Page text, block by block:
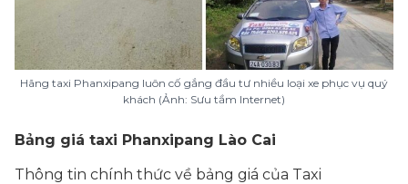
Hãng taxi Phanxipang luôn cố gắng đầu tư nhiều loại xe phục vụ quý
khách (Ảnh: Sưu tầm Internet)
Bảng giá taxi Phanxipang Lào Cai
Thông tin chính thức về bảng giá của Taxi